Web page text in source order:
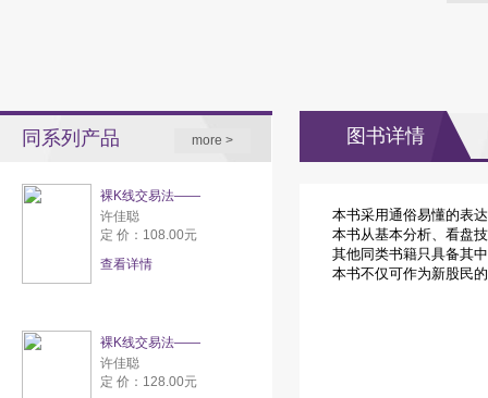
同系列产品 more >
裸K线交易法——
许佳聪
定 价：108.00元
查看详情
裸K线交易法——
许佳聪
定 价：128.00元
图书详情
本书采用通俗易懂的表
本书从基本分析、看盘
其他同类书籍只具备其
本书不仅可作为新股民